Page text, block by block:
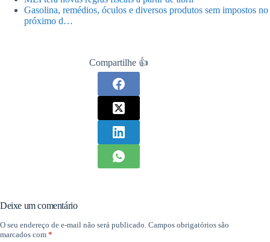
Gasolina, remédios, óculos e diversos produtos sem impostos no
próximo d…
Compartilhe 👍
Deixe um comentário
O seu endereço de e-mail não será publicado. Campos obrigatórios são
marcados com *